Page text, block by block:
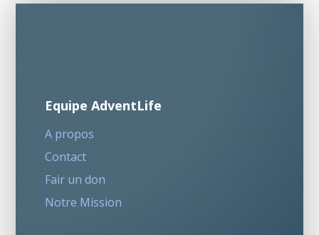
Equipe AdventLife
A propos
Contact
Fair un don
Notre Mission